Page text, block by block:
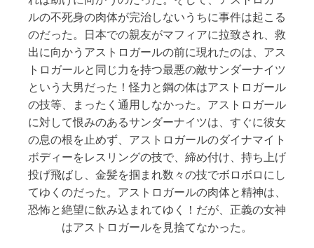
ルの不死身の肉体が完治しないうちに事件は起こる
のだった。日本での親友がマフィアに拉致され、救
出に向かうアストロガールの前に現れたのは、アス
トロガールと同じ力を持つ最悪の敵サンダーナイツ
という大男だった！怪力と鋼の体はアストロガール
の技等、まったく通用しなかった。アストロガール
に対して恨みのあるサンダーナイツは、すぐに彼女
の息の根を止めず、アストロガールのダイナマイト
ボディーをレスリングの技で、締め付け、持ち上げ
投げ飛ばし、金髪を掴まれ数々の技でボロボロにし
てゆくのだった。アストロガールの肉体と精神は、
恐怖と絶望に飲み込まれてゆく！だが、正義の女神
はアストロガールを見捨てなかった。